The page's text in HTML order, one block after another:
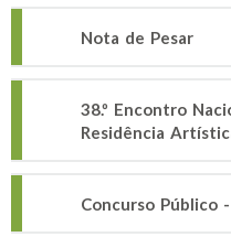
Nota de Pesar
38.º Encontro
Residência
Concurso Público